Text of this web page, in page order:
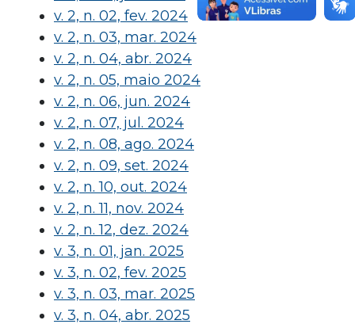
v. 2, n. 02, fev. 2024
v. 2, n. 03, mar. 2024
v. 2, n. 04, abr. 2024
v. 2, n. 05, maio 2024
v. 2, n. 06, jun. 2024
v. 2, n. 07, jul. 2024
v. 2, n. 08, ago. 2024
v. 2, n. 09, set. 2024
v. 2, n. 10, out. 2024
v. 2, n. 11, nov. 2024
v. 2, n. 12, dez. 2024
v. 3, n. 01, jan. 2025
v. 3, n. 02, fev. 2025
v. 3, n. 03, mar. 2025
v. 3, n. 04, abr. 2025